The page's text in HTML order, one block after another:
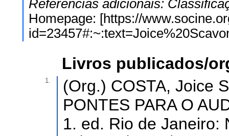
Referências adicionais:
Homepage: [https://
Livros publicados/
1.
(Org.) COSTA, Joice
PONTES PARA O
1. ed. Rio de Janeiro: